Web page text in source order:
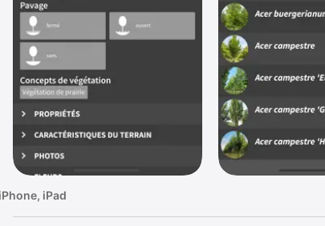
iPhone, iPad